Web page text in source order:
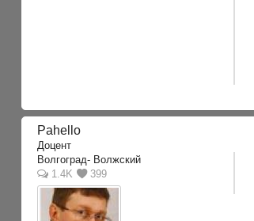
Pahello
Доцент
Волгоград- Волжский
1.4K
399